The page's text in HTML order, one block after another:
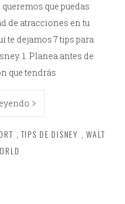
que puedas
de atracciones en tu
te dejamos 7 tips para
1. Planea antes de
que tendrás
, TIPS DE DISNEY , WALT